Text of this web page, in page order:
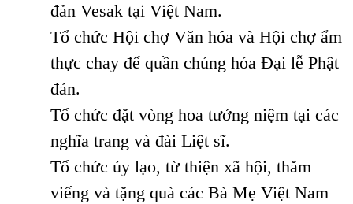
đản Vesak tại Việt Nam.
Tổ chức Hội chợ Văn hóa và Hội chợ ẩm
thực chay để quần chúng hóa Đại lễ Phật
đản.
Tổ chức đặt vòng hoa tưởng niệm tại các
nghĩa trang và đài Liệt sĩ.
Tổ chức ủy lạo, từ thiện xã hội, thăm
viếng và tặng quà các Bà Mẹ Việt Nam